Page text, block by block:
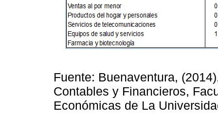
Fuente: Buenaventura,
Contables y Financieros,
Económicas de La